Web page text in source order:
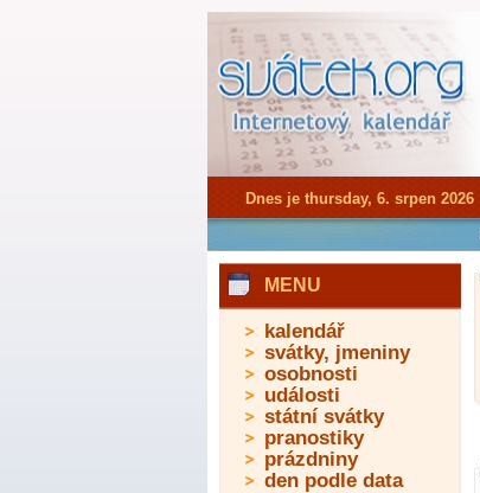
MENU
kalendář
svátky, jmeniny
osobnosti
události
státní svátky
pranostiky
prázdniny
den podle data
Dnes je thursday, 6. srpen 2026